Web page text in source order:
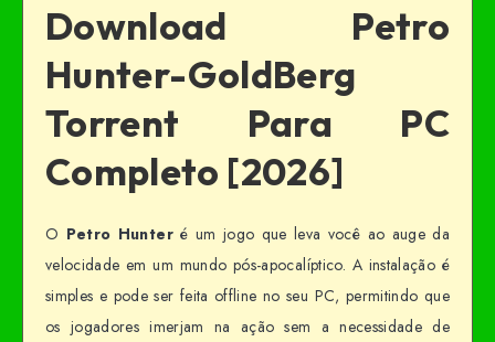
Download Petro
Hunter-GoldBerg
Torrent Para PC
Completo [2026]
O Petro Hunteré um jogo que leva você ao auge da
velocidade em um mundo pós-apocalíptico. A instalação é
simples e pode ser feita offline no seu PC, permitindo que
os jogadores imerjam na ação sem a necessidade de